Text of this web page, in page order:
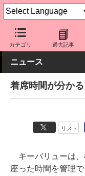
カテゴリ 過去記事
ケータイ Watch 周辺
ニュース
着席時間が分かる
リスト
キーバリューは、
座った時間を管理で